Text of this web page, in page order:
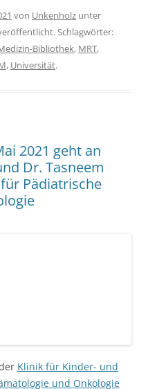
Pädiatrische
Klinik für Kinder- und
candidates of clinical
Lymphome (T-LBL) ist
Die schlechten
stellen eine große
dar. Unzureichende
das Verständnis der